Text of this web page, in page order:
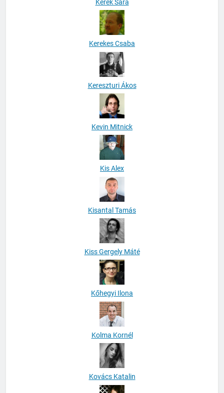
Kerek Sára
Kerekes Csaba
Kereszturi Ákos
Kevin Mitnick
Kis Alex
Kisantal Tamás
Kiss Gergely Máté
Kőhegyi Ilona
Kolma Kornél
Kovács Katalin